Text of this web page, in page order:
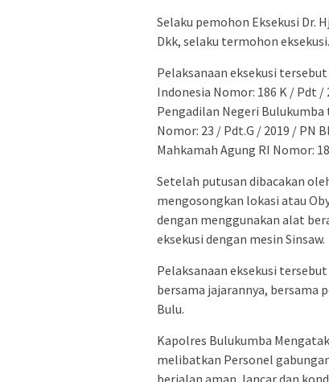
Selaku pemohon Eksekusi Dr.
Dkk, selaku termohon eksekusi.
Pelaksanaan eksekusi
Indonesia Nomor: 186 K / Pdt
Pengadilan Negeri Bulukumba
Nomor: 23 / Pdt.G / 2019 / PN
Mahkamah Agung RI Nomor:
Setelah putusan dibacakan
mengosongkan lokasi atau
dengan menggunakan alat
eksekusi dengan mesin Sinsaw.
Pelaksanaan eksekusi
bersama jajarannya, bersama
Bulu.
Kapolres Bulukumba
melibatkan Personel